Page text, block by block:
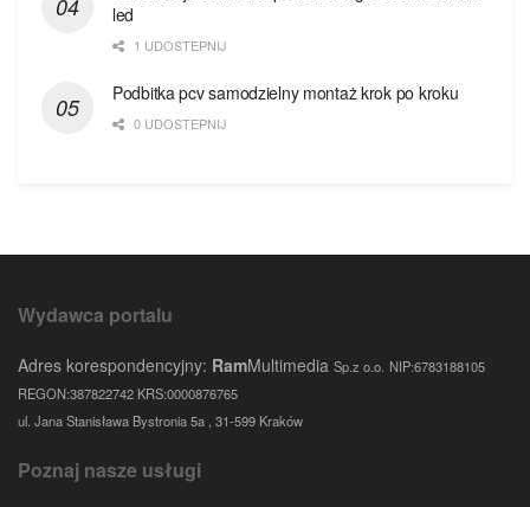
led
1 UDOSTEPNIJ
Podbitka pcv samodzielny montaż krok po kroku
0 UDOSTEPNIJ
Wydawca portalu
Adres korespondencyjny: RamMultimedia Sp.z o.o. NIP:6783188105
REGON:387822742 KRS:0000876765
ul. Jana Stanisława Bystronia 5a , 31-599 Kraków
Poznaj nasze usługi